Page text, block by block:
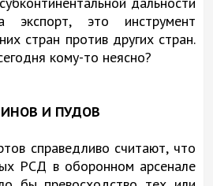
это инструмент
стран против других стран.
кому-то неясно?
И ПУДОВ
справедливо считают, что
РСД в оборонном арсенале